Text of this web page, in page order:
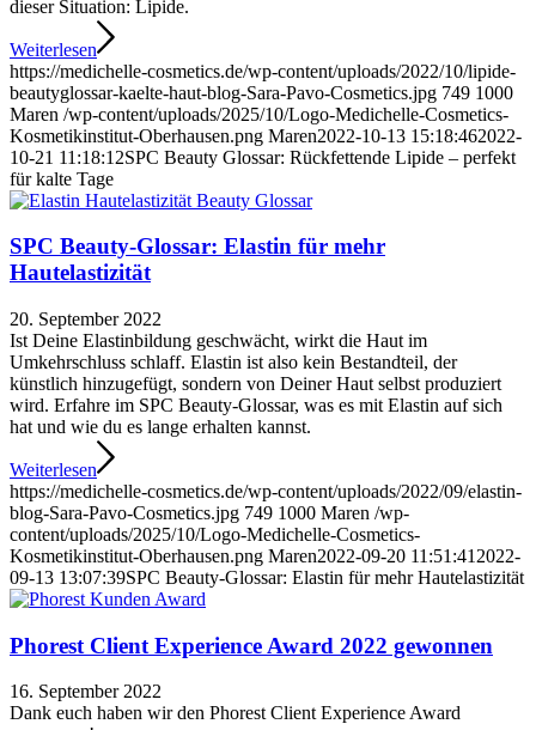
dieser Situation: Lipide.
Weiterlesen
https://medichelle-cosmetics.de/wp-content/uploads/2022/10/lipide-
beautyglossar-kaelte-haut-blog-Sara-Pavo-Cosmetics.jpg 749 1000
Maren /wp-content/uploads/2025/10/Logo-Medichelle-Cosmetics-
Kosmetikinstitut-Oberhausen.png Maren2022-10-13 15:18:462022-
10-21 11:18:12SPC Beauty Glossar: Rückfettende Lipide – perfekt
für kalte Tage
SPC Beauty-Glossar: Elastin für mehr
Hautelastizität
20. September 2022
Ist Deine Elastinbildung geschwächt, wirkt die Haut im
Umkehrschluss schlaff. Elastin ist also kein Bestandteil, der
künstlich hinzugefügt, sondern von Deiner Haut selbst produziert
wird. Erfahre im SPC Beauty-Glossar, was es mit Elastin auf sich
hat und wie du es lange erhalten kannst.
Weiterlesen
https://medichelle-cosmetics.de/wp-content/uploads/2022/09/elastin-
blog-Sara-Pavo-Cosmetics.jpg 749 1000 Maren /wp-
content/uploads/2025/10/Logo-Medichelle-Cosmetics-
Kosmetikinstitut-Oberhausen.png Maren2022-09-20 11:51:41 2022-
09-13 13:07:39SPC Beauty-Glossar: Elastin für mehr Hautelastizität
Phorest Client Experience Award 2022 gewonnen
16. September 2022
Dank euch haben wir den Phorest Client Experience Award